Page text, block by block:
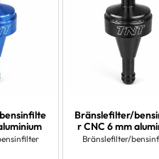
Bränslefilter/
r CNC 6 mm
Bränslefilter/